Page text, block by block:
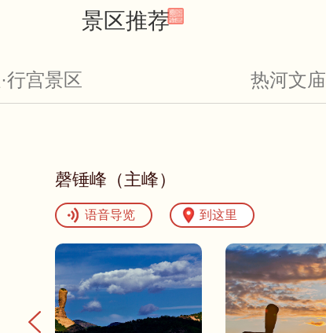
景区推荐
行宫景区 热河文庙
磬锤峰（主峰）
语音导览 到这里